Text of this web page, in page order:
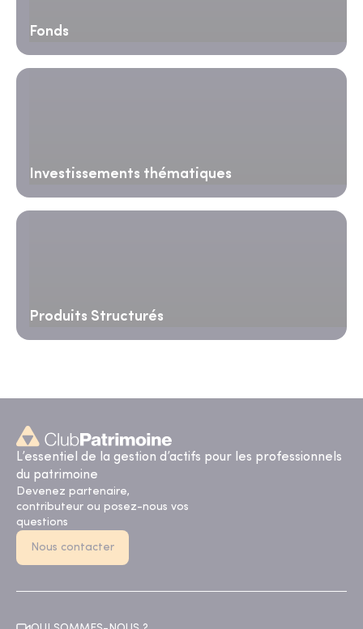
Fonds
Investissements thématiques
Produits Structurés
L’essentiel de la gestion d’actifs pour les professionnels
du patrimoine
Devenez partenaire,
contributeur ou posez-nous vos
questions
Nous contacter